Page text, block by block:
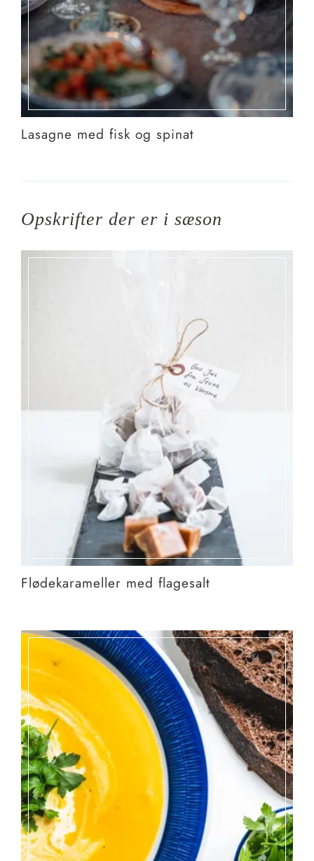
Lasagne med fisk og spinat
Opskrifter der er i sæson
Flødekarameller med flagesalt